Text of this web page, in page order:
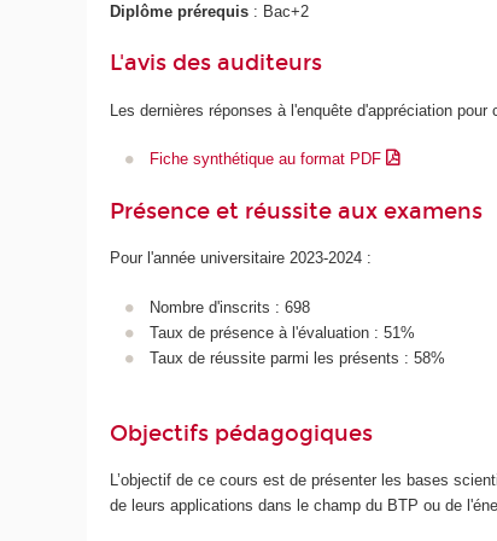
Diplôme prérequis : Bac+2
L'avis des auditeurs
Les dernières réponses à l'enquête d'appréciation pour
Fiche synthétique au format PDF
Présence et réussite aux examens
Pour l'année universitaire 2023-2024 :
Nombre d'inscrits : 698
Taux de présence à l'évaluation : 51%
Taux de réussite parmi les présents : 58%
Objectifs pédagogiques
L’objectif de ce cours est de présenter les bases
de leurs applications dans le champ du BTP ou de